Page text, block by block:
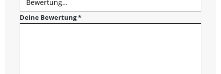
Deine Bewertung*